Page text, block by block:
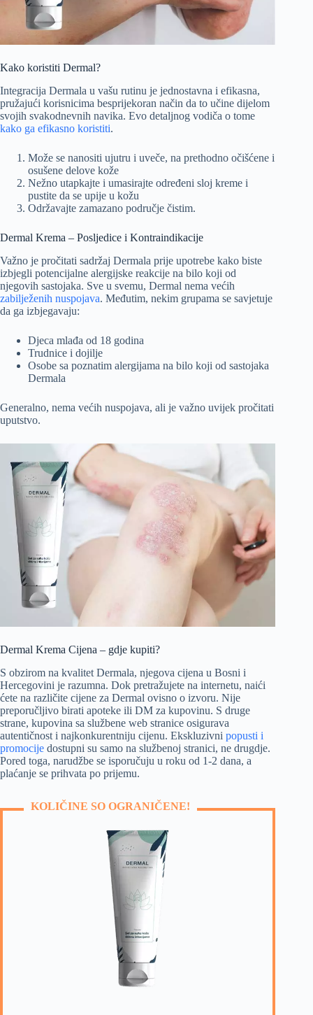
Kako koristiti Dermal?
Integracija Dermala u vašu rutinu je jednostavna i efikasna,
pružajući korisnicima besprijekoran način da to učine dijelom
svojih svakodnevnih navika. Evo detaljnog vodiča o tome
kako ga efikasno koristiti.
Može se nanositi ujutru i uveče, na prethodno očišćene i
osušene delove kože
Nežno utapkajte i umasirajte određeni sloj kreme i
pustite da se upije u kožu
Održavajte zamazano područje čistim.
Dermal Krema – Posljedice i Kontraindikacije
Važno je pročitati sadržaj Dermala prije upotrebe kako biste
izbjegli potencijalne alergijske reakcije na bilo koji od
njegovih sastojaka. Sve u svemu, Dermal nema većih
zabilježenih nuspojava. Međutim, nekim grupama se savjetuje
da ga izbjegavaju:
Djeca mlađa od 18 godina
Trudnice i dojilje
Osobe sa poznatim alergijama na bilo koji od sastojaka
Dermala
Generalno, nema većih nuspojava, ali je važno uvijek pročitati
uputstvo.
Dermal Krema Cijena – gdje kupiti?
S obzirom na kvalitet Dermala, njegova cijena u Bosni i
Hercegovini je razumna. Dok pretražujete na internetu, naići
ćete na različite cijene za Dermal ovisno o izvoru. Nije
preporučljivo birati apoteke ili DM za kupovinu. S druge
strane, kupovina sa službene web stranice osigurava
autentičnost i najkonkurentniju cijenu. Ekskluzivni popusti i
promocije dostupni su samo na službenoj stranici, ne drugdje.
Pored toga, narudžbe se isporučuju u roku od 1-2 dana, a
plaćanje se prihvata po prijemu.
KOLIČINE SO OGRANIČENE!